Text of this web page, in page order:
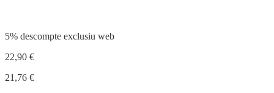
5% descompte exclusiu web
22,90 €
21,76 €